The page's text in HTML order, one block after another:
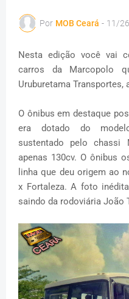
Por MOB Ceará - 11/
Nesta edição você vai
carros da Marcopolo
Uruburetama Transportes,
O ônibus em destaque
era dotado do
sustentado pelo chassi
apenas 130cv. O ônibus
linha que deu origem ao
x Fortaleza. A foto
saindo da rodoviária João